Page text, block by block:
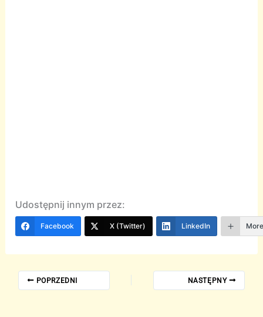
Udostępnij innym przez:
Facebook X (Twitter) LinkedIn
POPRZEDNI NASTĘPNY